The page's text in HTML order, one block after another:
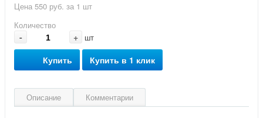
Цена 550 руб. за 1 шт
Количество
- + шт
Купить Купить в 1 клик
Описание Комментарии